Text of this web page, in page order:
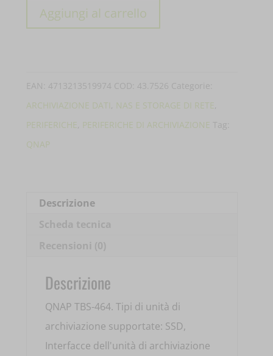
NAS
QNAP
8G
4HD
2,5'
TS-
quantità
Aggiungi al carrello
EAN: 4713213519974 COD: 43.7526 Categorie:
ARCHIVIAZIONE DATI , NAS E STORAGE DI RETE,
PERIFERICHE, PERIFERICHE DI ARCHIVIAZIONE Tag:
QNAP
Descrizione
Scheda tecnica
Recensioni (0)
Descrizione
QNAP TBS-464. Tipi di unità di
archiviazione supportate: SSD,
Interfacce dell'unità di archiviazione